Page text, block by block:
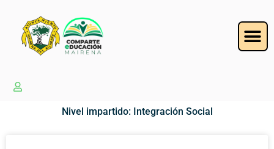
Nivel impartido: Integración Social